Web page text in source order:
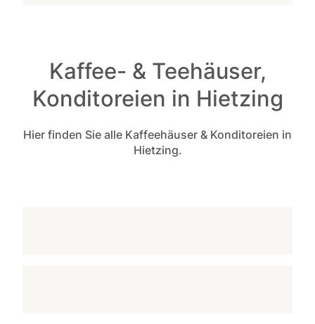
Kaffee- & Teehäuser,
Konditoreien in Hietzing
Hier finden Sie alle Kaffeehäuser & Konditoreien in
Hietzing.